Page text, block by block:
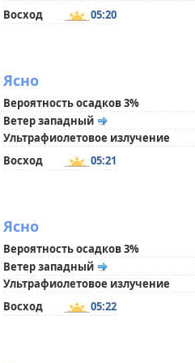
Восход
05:20
Ясно
Вероятность осадков 3%
Ветер западный
Ультрафиолетовое излучение
Восход
05:21
Ясно
Вероятность осадков 3%
Ветер западный
Ультрафиолетовое излучение
Восход
05:22